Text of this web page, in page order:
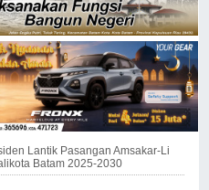
Lantik Pasangan Amsakar-Li
Batam 2025-2030